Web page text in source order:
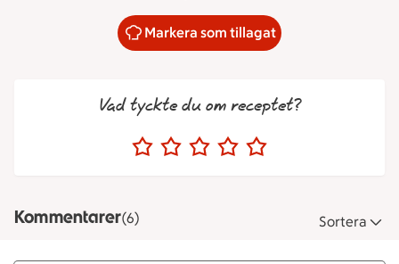
Markera som tillagat
Vad tyckte du om receptet?
Kommentarer(6) Sortera